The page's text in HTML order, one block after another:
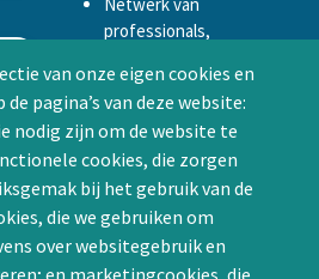
van onze eigen cookies en
pagina’s van deze website:
nodig zijn om de website te
cookies, die zorgen
bij het gebruik van de
die we gebruiken om
over websitegebruik en
professionals,
samenwerken in een van
de Special Interest
Groepen (SIG’s) of zelf een
SIG initiëren
Word lid